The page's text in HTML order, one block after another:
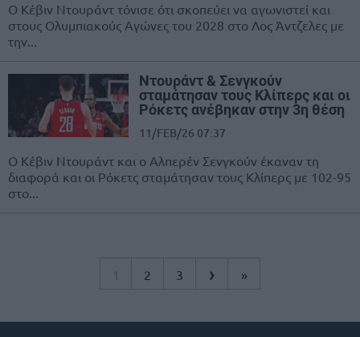
Ο Κέβιν Ντουράντ τόνισε ότι σκοπεύει να αγωνιστεί και
στους Ολυμπιακούς Αγώνες του 2028 στο Λος Άντζελες με
την...
Ντουράντ & Σενγκούν
σταμάτησαν τους Κλίπερς και οι
Ρόκετς ανέβηκαν στην 3η θέση
11/FEB/26 07:37
O Κέβιν Ντουράντ και ο Αλπερέν Σενγκούν έκαναν τη
διαφορά και οι Ρόκετς σταμάτησαν τους Κλίπερς με 102-95
στο...
1 2 3 › »